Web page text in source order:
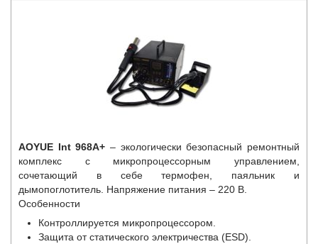
AOYUE Int 968A+ – экологически безопасный ремонтный
комплекс с микропроцессорным управлением,
сочетающий в себе термофен, паяльник и
дымопоглотитель. Напряжение питания – 220 В.
Особенности
Контроллируется микропроцессором.
Защита от статического электричества (ESD).